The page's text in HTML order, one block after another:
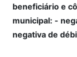
beneficiário e
municipal: -
negativa de